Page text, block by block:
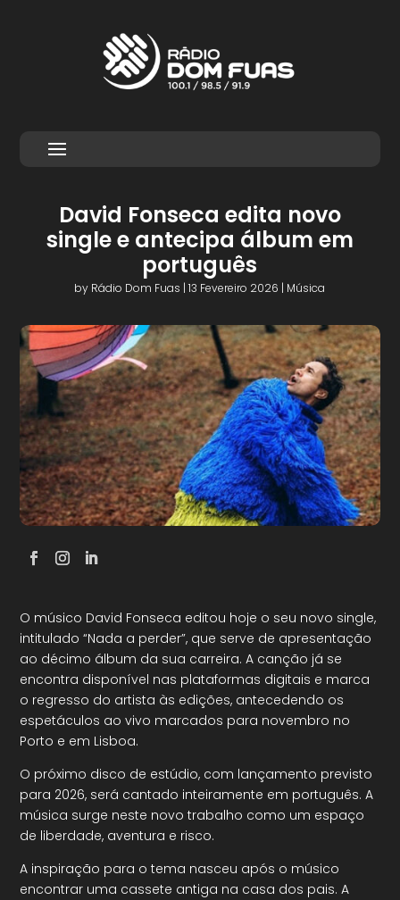
David Fonseca edita novo
single e antecipa álbum em
português
by Rádio Dom Fuas |13 Fevereiro 2026 | Música
O músico David Fonseca editou hoje o seu novo single,
intitulado “Nada a perder”, que serve de apresentação
ao décimo álbum da sua carreira. A canção já se
encontra disponível nas plataformas digitais e marca
o regresso do artista às edições, antecedendo os
espetáculos ao vivo marcados para novembro no
Porto e em Lisboa.
O próximo disco de estúdio, com lançamento previsto
para 2026, será cantado inteiramente em português. A
música surge neste novo trabalho como um espaço
de liberdade, aventura e risco.
A inspiração para o tema nasceu após o músico
encontrar uma cassete antiga na casa dos pais. A